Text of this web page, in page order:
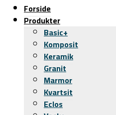
Forside
Produkter
Basic+
Komposit
Keramik
Granit
Marmor
Kvartsit
Eclos